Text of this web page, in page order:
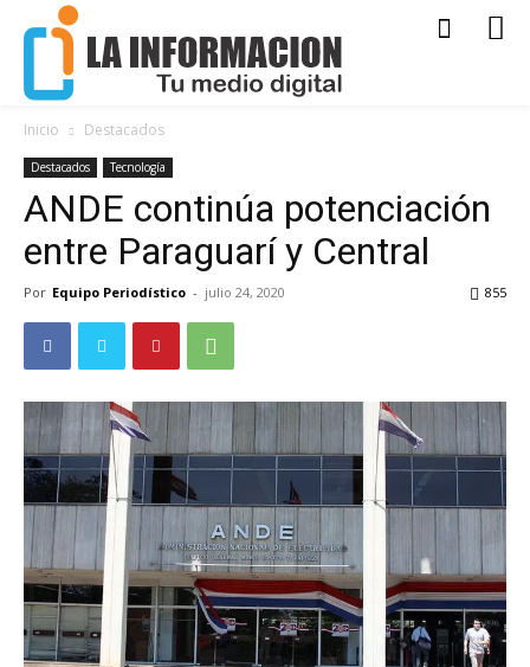
Inicio Destacados
Destacados Tecnología
ANDE continúa potenciación
entre Paraguarí y Central
Por Equipo Periodístico - julio 24, 2020 855